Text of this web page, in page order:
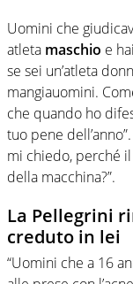
Uomini che
atleta maschio e
se sei un’atleta
mangiauomini.
che quando ho
tuo pene
mi chiedo, perché
della macchina?”.
La Pellegrini
creduto in lei
“Uomini che a 16